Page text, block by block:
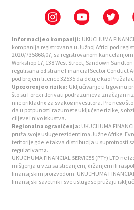
Informacije o kompaniji: UKUCHUMA
kompanija registrovana u Južnoj Africi pod
2020/735868/07, sa registrovanom
Workshop 17, 138 West Street, Sandown
regulisana od strane Financial Sector Conduct
pod brojem licence 32535 da deluje kao
Upozorenje o riziku: Uključivanje u trgovinu
što su Forex i derivati podrazumeva značajan
nije prikladno za svakog investitora. Pre nego
da u potpunosti razumete uključene rizike, s
ciljeve i nivo iskustva.
Regionalna ograničenja: UKUCHUMA
pruža svoje usluge rezidentima Južne Afrike,
teritorije gde je takva distribucija u suprotnosti
regulativama.
UKUCHUMA FINANCIAL SERVICES (PTY) LTD ne
mišljenja u vezi sa sticanjem, držanjem ili
finansijskim proizvodom. UKUCHUMA FINANCIAL
finansijski savetnik i sve usluge se pružaju